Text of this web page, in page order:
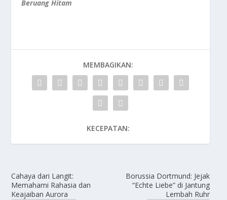
Beruang Hitam
MEMBAGIKAN:
KECEPATAN:
Cahaya dari Langit:
Memahami Rahasia dan
Keajaiban Aurora
Borussia Dortmund: Jejak
“Echte Liebe” di Jantung
Lembah Ruhr